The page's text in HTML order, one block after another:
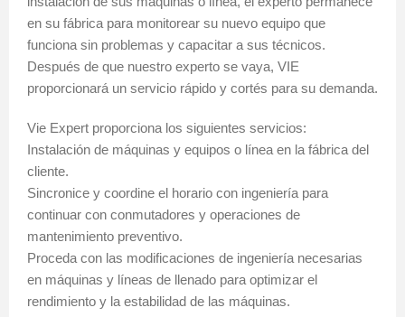
en su fábrica para monitorear su nuevo equipo que
funciona sin problemas y capacitar a sus técnicos.
Después de que nuestro experto se vaya, VIE
proporcionará un servicio rápido y cortés para su demanda.
Vie Expert proporciona los siguientes servicios:
Instalación de máquinas y equipos o línea en la fábrica del
cliente.
Sincronice y coordine el horario con ingeniería para
continuar con conmutadores y operaciones de
mantenimiento preventivo.
Proceda con las modificaciones de ingeniería necesarias
en máquinas y líneas de llenado para optimizar el
rendimiento y la estabilidad de las máquinas.